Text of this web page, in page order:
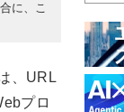
に、こ
、URL
プロ